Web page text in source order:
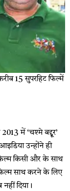
15 सुपरहिट फिल्में
में ‘चश्मे बद्दूर’
उन्होंने ही
किसी और के साथ
साथ करने के लिए
दिया।